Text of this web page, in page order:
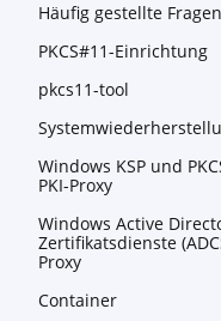
Häufig gestellte
PKCS#11-Einrichtung
pkcs11-tool
Windows KSP und
PKI-Proxy
Windows Active
Zertifikatsdienste
Proxy
Container